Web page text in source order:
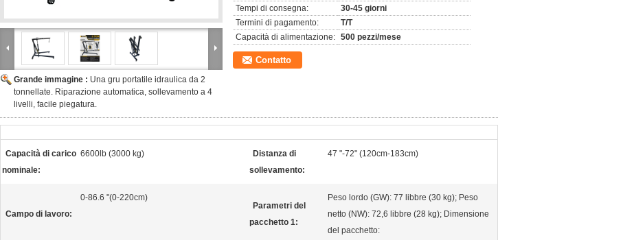
Grande immagine : Una gru portatile idraulica da 2
tonnellate. Riparazione automatica, sollevamento a 4
livelli, facile piegatura.
Tempi di consegna:
30-45 giorni
Termini di pagamento:
T/T
Capacità di alimentazione: 500 pezzi/mese
Contatto
Capacità di carico
nominale:
6600lb (3000 kg)
Distanza di
sollevamento:
47 "-72" (120cm-183cm)
Campo di lavoro:
0-86.6 "(0-220cm)
Parametri del
pacchetto 1:
Peso lordo (GW): 77 libbre (30 kg); Peso
netto (NW): 72,6 libbre (28 kg); Dimensione
del pacchetto: